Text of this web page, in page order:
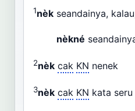
1nèk seandainya,
nèkné
2nèk cak KN nenek
3nèk cak KN kata